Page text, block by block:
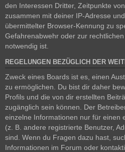
den Interessen Dritter, Zeitpunkte
zusammen mit deiner IP-Adresse
übermittelter Browser-Kennung zu
Gefahrenabwehr oder zur
notwendig ist.
REGELUNGEN BEZÜGLICH DER
Zweck eines Boards ist es, einen
zu ermöglichen. Du bist dir daher
Profils und die von dir erstellten
zugänglich sein können. Der
einzelne Informationen nur für einen
(z. B. andere registrierte Benutzer,
sind. Wenn du Fragen dazu hast,
Informationen im Forum oder